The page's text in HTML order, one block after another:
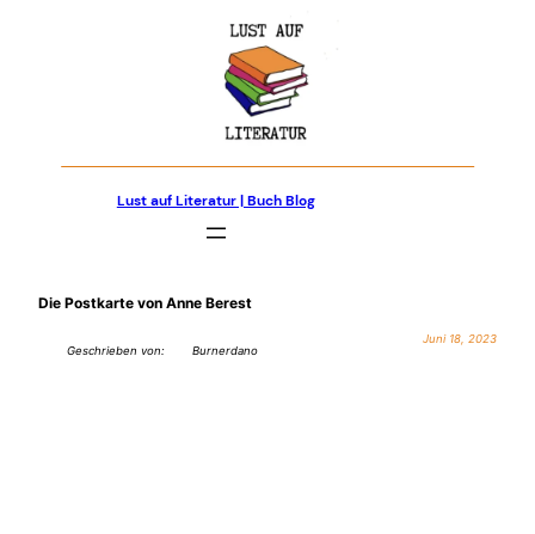
Lust auf Literatur | Buch Blog
Die Postkarte von Anne Berest
Geschrieben von: Burnerdano
Juni 18, 2023